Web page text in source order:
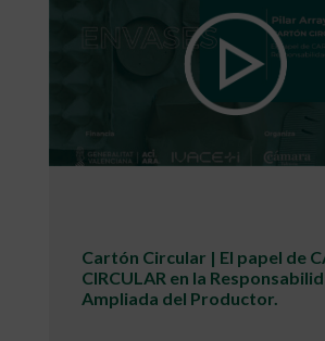
Cartón Circular | El papel de
CIRCULAR en la
Ampliada del Productor.